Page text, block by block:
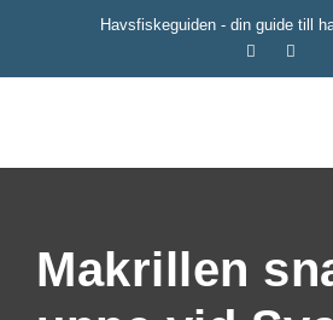
Havsfiskeguiden - din guide till
Makrillen